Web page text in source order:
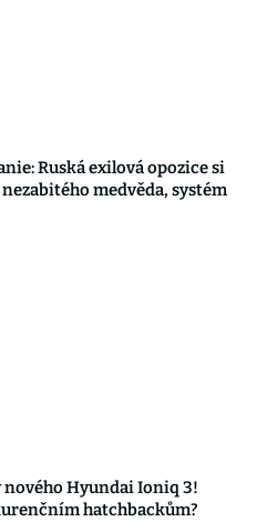
Ruská exilová opozice si
medvěda, systém
nového Hyundai Ioniq 3!
hatchbackům?